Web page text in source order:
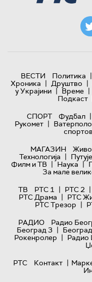
ВЕСТИ Политика |
Хроника | Друштво |
у Украјини | Време |
Подкаст
СПОРТ
Фудбал |
Рукомет | Ватерполо
МАГАЗИН
Технологијa |
Филм и ТВ | Наука |
За мале
ТВ
РТС 1 | РТС 2 |
РТС Драма | РТС
РТС Трезор |
РАДИО
Радио
Београд 3 |
Рокенролер | Радио
РТС
Контакт |